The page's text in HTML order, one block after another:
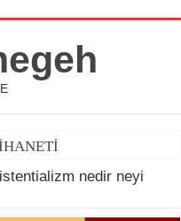
nedir neyi